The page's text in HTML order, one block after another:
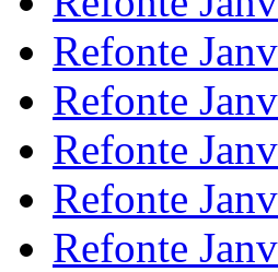
Refonte
Refonte
Refonte
Refonte
Refonte